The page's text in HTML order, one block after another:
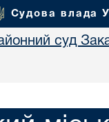
Судова влада
суд